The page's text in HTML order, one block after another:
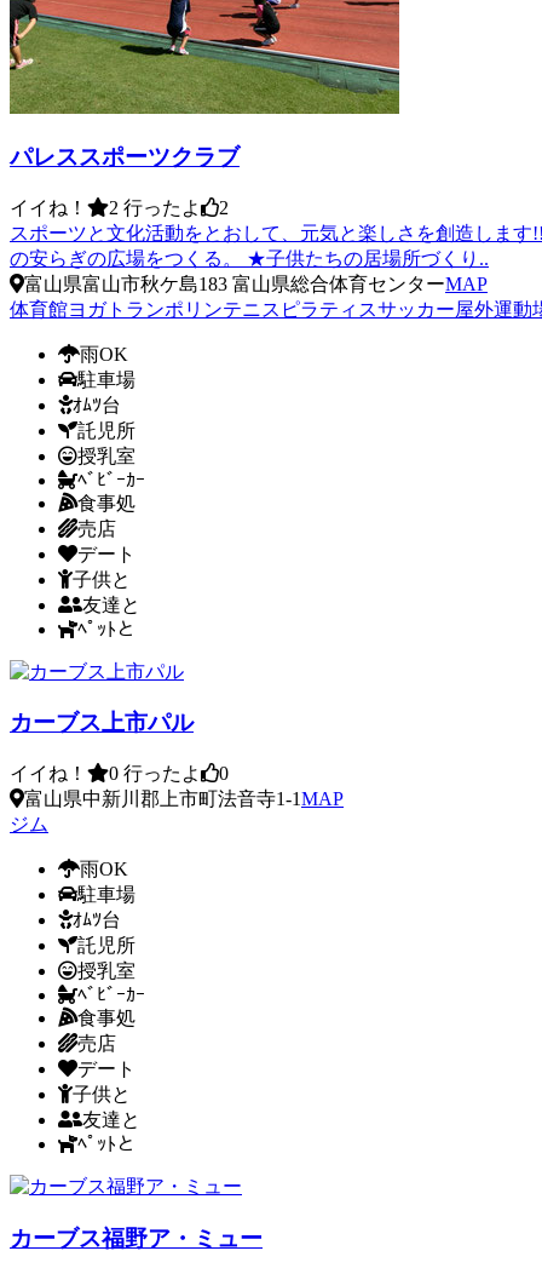
パレススポーツクラブ
イイね！ 2 行ったよ
2
スポーツと文化活動をとおして、元気と楽しさを創造し
の安らぎの広場をつくる。 ★子供たちの居場所づくり..
富山県富山市秋ケ島183 富山県総合体育センターMAP
体育館ヨガトランポリンテニス ピラティスサッカー屋外運動
雨OK
駐車場
ｵﾑﾂ台
託児所
授乳室
ﾍﾞﾋﾞｰｶｰ
食事処
売店
デート
子供と
友達と
ﾍﾟｯﾄと
カーブス上市パル
イイね！ 0 行ったよ
0
富山県中新川郡上市町法音寺1-1MAP
ジム
雨OK
駐車場
ｵﾑﾂ台
託児所
授乳室
ﾍﾞﾋﾞｰｶｰ
食事処
売店
デート
子供と
友達と
ﾍﾟｯﾄと
カーブス福野ア・ミュー